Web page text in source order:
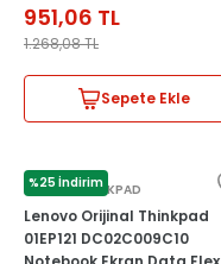
951,06 TL
1.268,08TL
Sepete Ekle
%25 İndirim
LENOVO THİNKPAD
Lenovo Orijinal Thinkpad
01EP121 DC02C009C10